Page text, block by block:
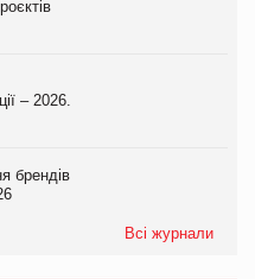
– 2026.
брендів
Всі журнали